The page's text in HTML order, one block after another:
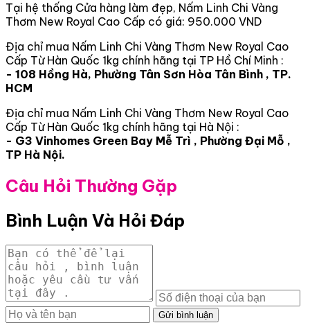
Tại hệ thống Cửa hàng làm đẹp, Nấm Linh Chi Vàng
Thơm New Royal Cao Cấp có giá: 950.000 VND
Địa chỉ mua Nấm Linh Chi Vàng Thơm New Royal Cao
Cấp Từ Hàn Quốc 1kg chính hãng tại TP Hồ Chí Minh :
- 108 Hồng Hà, Phường Tân Sơn Hòa Tân Bình , TP.
HCM
Địa chỉ mua Nấm Linh Chi Vàng Thơm New Royal Cao
Cấp Từ Hàn Quốc 1kg chính hãng tại Hà Nội :
- G3 Vinhomes Green Bay Mễ Trì , Phường Đại Mỗ ,
TP Hà Nội.
Câu Hỏi Thường Gặp
Bình Luận Và Hỏi Đáp
Gửi bình luận